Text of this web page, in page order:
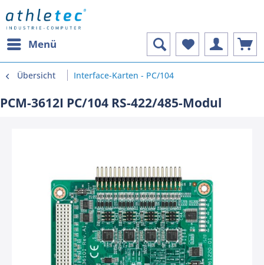
Menü
Übersicht Interface-Karten - PC/104
PCM-3612I PC/104 RS-422/485-Modul